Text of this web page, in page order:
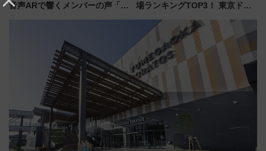
音声ARで響くメンバーの声「真
場ランキングTOP3！ 東京ドー
由と交通アクセス術、ライブ会
場に何を求める？